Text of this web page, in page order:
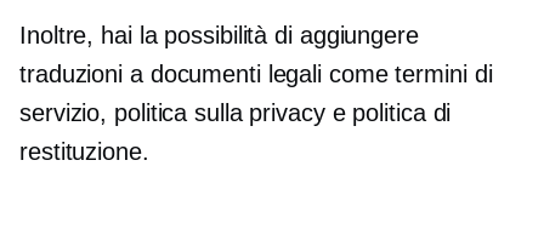
Inoltre, hai la possibilità di aggiungere
traduzioni a documenti legali come termini di
servizio, politica sulla privacy e politica di
restituzione.